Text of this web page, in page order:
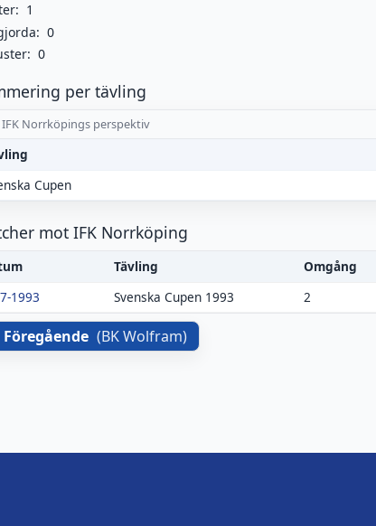
1
0
0
per tävling
IFK Norrköpings perspektiv
Cupen
mot IFK Norrköping
Tävling Omgång
1993
Svenska Cupen 1993 2
Föregående (BK Wolfram)